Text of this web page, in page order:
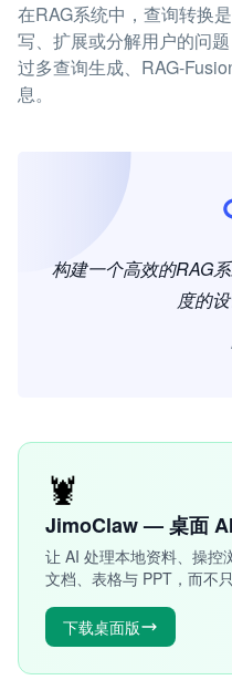
在RAG系统中，查询转换
写、扩展或分解用户的问
过多查询生成、RAG-
息。
构建一个高效的RAG
度的
🦞
JimoClaw — 桌面
让 AI 处理本地资料、操控
文档、表格与 PPT，而不
下载桌面版